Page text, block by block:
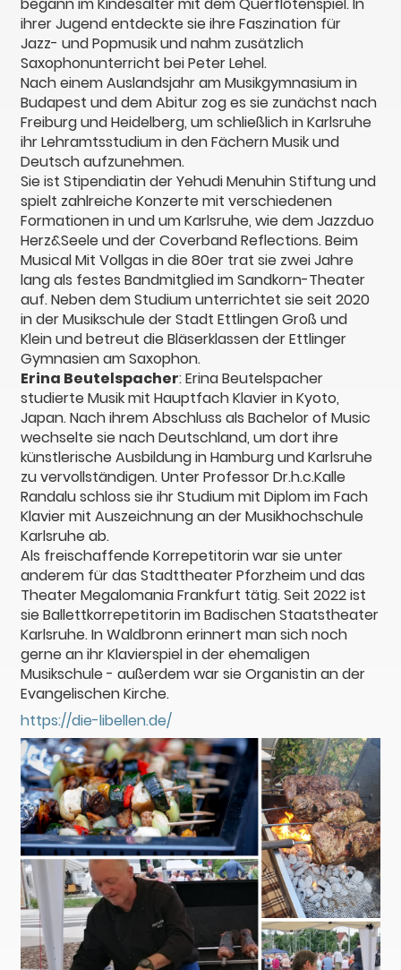
ihrer Jugend entdeckte sie ihre Faszination für
Jazz- und Popmusik und nahm zusätzlich
Saxophonunterricht bei Peter Lehel.
Nach einem Auslandsjahr am Musikgymnasium in
Budapest und dem Abitur zog es sie zunächst nach
Freiburg und Heidelberg, um schließlich in Karlsruhe
ihr Lehramtsstudium in den Fächern Musik und
Deutsch aufzunehmen.
Sie ist Stipendiatin der Yehudi Menuhin Stiftung und
spielt zahlreiche Konzerte mit verschiedenen
Formationen in und um Karlsruhe, wie dem Jazzduo
Herz&Seele und der Coverband Reflections. Beim
Musical Mit Vollgas in die 80er trat sie zwei Jahre
lang als festes Bandmitglied im Sandkorn-Theater
auf. Neben dem Studium unterrichtet sie seit 2020
in der Musikschule der Stadt Ettlingen Groß und
Klein und betreut die Bläserklassen der Ettlinger
Gymnasien am Saxophon.
Erina Beutelspacher: Erina Beutelspacher
studierte Musik mit Hauptfach Klavier in Kyoto,
Japan. Nach ihrem Abschluss als Bachelor of Music
wechselte sie nach Deutschland, um dort ihre
künstlerische Ausbildung in Hamburg und Karlsruhe
zu vervollständigen. Unter Professor Dr.h.c.Kalle
Randalu schloss sie ihr Studium mit Diplom im Fach
Klavier mit Auszeichnung an der Musikhochschule
Karlsruhe ab.
Als freischaffende Korrepetitorin war sie unter
anderem für das Stadttheater Pforzheim und das
Theater Megalomania Frankfurt tätig. Seit 2022 ist
sie Ballettkorrepetitorin im Badischen Staatstheater
Karlsruhe. In Waldbronn erinnert man sich noch
gerne an ihr Klavierspiel in der ehemaligen
Musikschule - außerdem war sie Organistin an der
Evangelischen Kirche.
https://die-libellen.de/